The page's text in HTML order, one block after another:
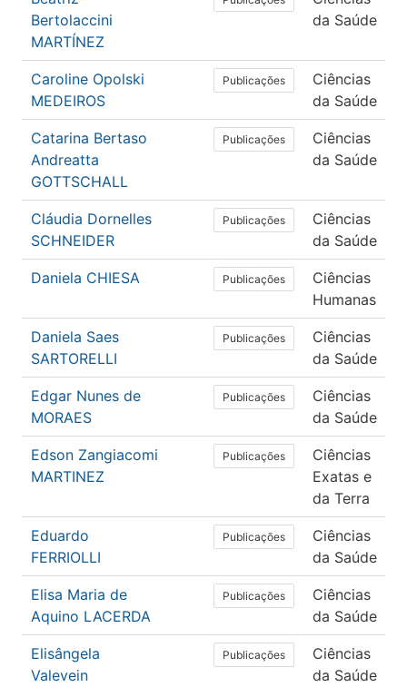
Bertolaccini
MARTÍNEZ
da Saúde
Caroline Opolski
MEDEIROS
Publicações
Ciências
da Saúde
Catarina Bertaso
Andreatta
GOTTSCHALL
Publicações
Ciências
da Saúde
Cláudia Dornelles
SCHNEIDER
Publicações
Ciências
da Saúde
Daniela CHIESA Publicações
Ciências
Humanas
Daniela Saes
SARTORELLI
Publicações
Ciências
da Saúde
Edgar Nunes de
MORAES
Publicações
Ciências
da Saúde
Edson Zangiacomi
MARTINEZ
Publicações
Ciências
Exatas e
da Terra
Eduardo
FERRIOLLI
Publicações
Ciências
da Saúde
Elisa Maria de
Aquino LACERDA
Publicações
Ciências
da Saúde
Elisângela
Valevein
Publicações
Ciências
da Saúde